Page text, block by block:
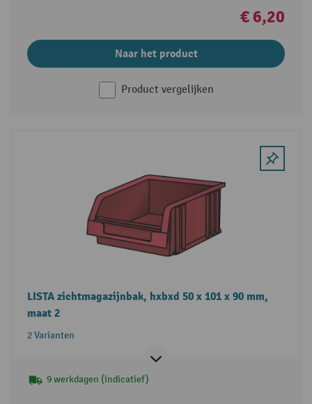
€ 6,20
Naar het product
Product vergelijken
LISTA zichtmagazijnbak, hxbxd 50 x 101 x 90 mm,
maat 2
2 Varianten
9 werkdagen (indicatief)